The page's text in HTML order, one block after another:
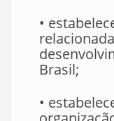
•
Brasil;
•